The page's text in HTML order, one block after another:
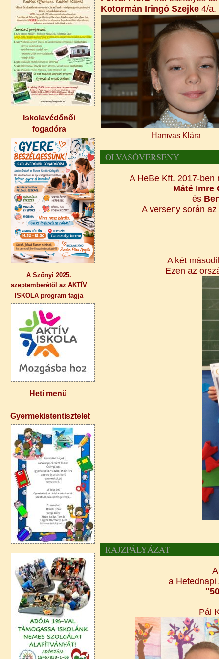
Iskolavédőnői
fogadóra
A Szőnyi 2025.
szeptemberétől az AKTÍV
ISKOLA program tagja
Heti menü
Gyermekistentisztelet
Kotormán Iringó Szejke 4/a.
Hamvas Klára Forrai
OLVASÓVERSENY
A HeBe Kft. 2017-
Máté Imre
és
A verseny során
A két
Ezen az
RAJZPÁLYÁZAT
a Hetednapi
Pál